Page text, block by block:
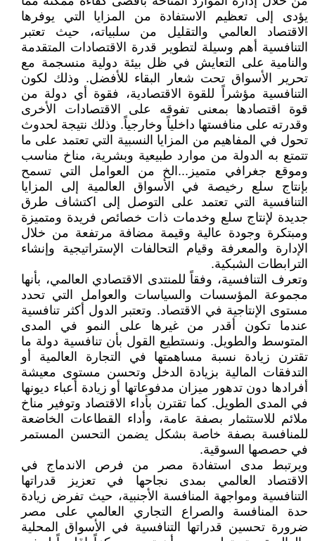
يؤدى إلى تعظيم الاستفادة من المزايا التي يوفرها
الاقتصاد العالمي والتقليل من سلبياته، حيث تعتبر
التنافسية أهم وسيلة لتطوير قدرة الاقتصادات المتقدمة
والنامية على التعايش في ظل بيئة دولية منسجمة مع
تحرير الأسواق تحت شعار البقاء للأفضل. وذلك لكون
التنافسية مؤشراً للقوة الاقتصادية، فقوة أي دولة من
قوة اقتصادها بمعنى تفوقه على الاقتصادات الأخرى
وقدرته على منافستها داخلياً وخارجياً. وذلك نتيجة لحدوث
تحول في المفاهيم من المزايا النسبية التي تعتمد على ما
تتمتع به الدولة من موارد طبيعية وبشرية، مناخ مناسب
وموقع جغرافي متميز...الخ من العوامل التي تسمح
بإنتاج سلع رخيصة في الأسواق العالمية إلى المزايا
التنافسية التي تعتمد على التوصل إلى اكتشاف طرق
جديدة لإنتاج سلع وخدمات ذات خصائص فريدة ومتميزة
ومبتكرة وجودة عالية وقيمة مضافة مرتفعة من خلال
الإدارة والمعرفة وقيام التحالفات الإستراتيجية وإنشاء
الترابطات الشبكية.
وتعرف التنافسية، وفقاً للمنتدى الاقتصادي العالمي، بأنها
مجموعة المؤسسات والسياسات والعوامل التي تحدد
مستوى الإنتاجية في الاقتصاد. وتعتبر الدول أكثر تنافسية
عندما تكون أقدر من غيرها على النمو في المدى
المتوسط والطويل. ونستطيع القول بأن تنافسية دولة ما
تقترن زيادة نسبة مساهمتها في التجارة العالمية أو
التدفقات المالية بزيادة الدخل وتحسن مستوى معيشة
أفرادها دون تدهور ميزان مدفوعاتها أو زيادة أعباء ديونها
في المدى الطويل. كما تقترن بأداء الاقتصاد وتوفير مناخ
ملائم للاستثمار بصفة عامة، وأداء القطاعات الخاضعة
للمنافسة بصفة خاصة بشكل يضمن التحسن المستمر
في حصصها السوقية.
ويرتبط مدى استفادة مصر من فرص الاندماج في
الاقتصاد العالمي بمدى نجاحها في تعزيز قدراتها
التنافسية ومواجهة المنافسة الأجنبية، حيث تفرض زيادة
حدة المنافسة والصراع التجاري العالمي على مصر
ضرورة تحسين قدراتها التنافسية في الأسواق المحلية